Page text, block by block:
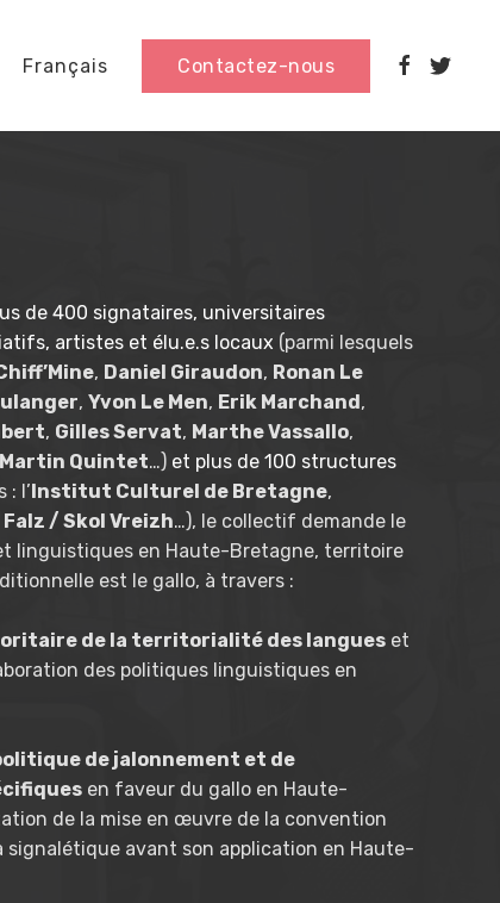
Français Contactez-nous
de 400 signataires, universitaires
artistes et élu.e.s locaux (parmi lesquels
, Daniel Giraudon, Ronan Le
, Yvon Le Men, Erik Marchand,
, Gilles Servat, Marthe Vassallo,
Quintet…) et plus de 100 structures
: l’Institut Culturel de Bretagne,
Falz / Skol Vreizh…), le collectif demande le
linguistiques en Haute-Bretagne, territoire
est le gallo, à travers :
de la territorialité des langues et
des politiques linguistiques en
de jalonnement et de
en faveur du gallo en Haute-
de la mise en œuvre de la convention
signalétique avant son application en Haute-